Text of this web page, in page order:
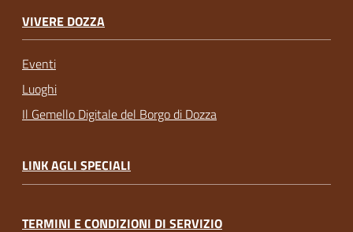
VIVERE DOZZA
Eventi
Luoghi
Il Gemello Digitale del Borgo di Dozza
LINK AGLI SPECIALI
TERMINI E CONDIZIONI DI SERVIZIO